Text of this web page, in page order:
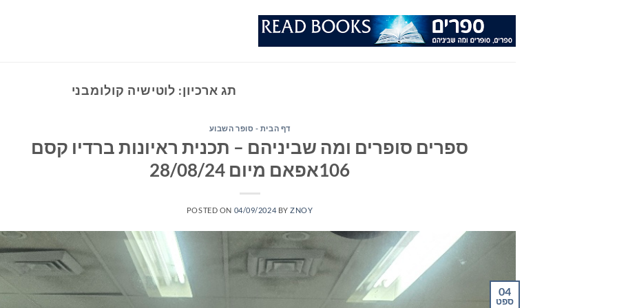
תג ארכיון: לוטישיה קולומבני
דף הבית - סופר השבוע
ספרים סופרים ומה שביניהם – תכנית ראיונות ברדיו קסם
106אפאם מיום 28/08/24
POSTED ON 04/09/2024 BYZNOY
04
ספט